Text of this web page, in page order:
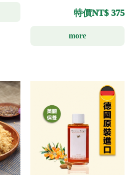
特價NT$ 375
more